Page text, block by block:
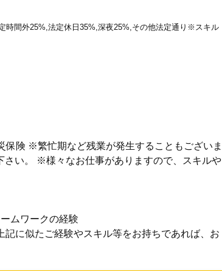
間外25%,法定休日35%,深夜25%,その他法定通り※スキル
保険 ※繁忙期など残業が発生することもございま
さい。 ※様々なお仕事がありますので、スキルや
ムワークの経験
に似たご経験やスキル等をお持ちであれば、お